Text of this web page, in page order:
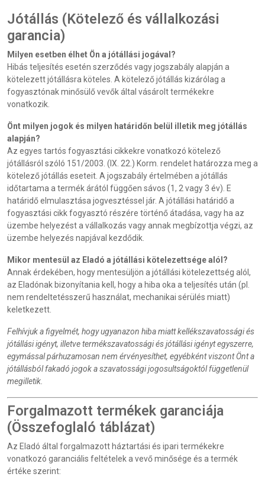
Jótállás (Kötelező és vállalkozási
garancia)
Milyen esetben élhet Ön a jótállási jogával?
Hibás teljesítés esetén szerződés vagy jogszabály alapján a
kötelezett jótállásra köteles. A kötelező jótállás kizárólag a
fogyasztónak minősülő vevők által vásárolt termékekre
vonatkozik.
Önt milyen jogok és milyen határidőn belül illetik meg jótállás
alapján?
Az egyes tartós fogyasztási cikkekre vonatkozó kötelező
jótállásról szóló 151/2003. (IX. 22.) Korm. rendelet határozza meg a
kötelező jótállás eseteit. A jogszabály értelmében a jótállás
időtartama a termék árától függően sávos (1, 2 vagy 3 év). E
határidő elmulasztása jogvesztéssel jár. A jótállási határidő a
fogyasztási cikk fogyasztó részére történő átadása, vagy ha az
üzembe helyezést a vállalkozás vagy annak megbízottja végzi, az
üzembe helyezés napjával kezdődik.
Mikor mentesül az Eladó a jótállási kötelezettsége alól?
Annak érdekében, hogy mentesüljön a jótállási kötelezettség alól,
az Eladónak bizonyítania kell, hogy a hiba oka a teljesítés után (pl.
nem rendeltetésszerű használat, mechanikai sérülés miatt)
keletkezett.
Felhívjuk a figyelmét, hogy ugyanazon hiba miatt kellékszavatossági és
jótállási igényt, illetve termékszavatossági és jótállási igényt egyszerre,
egymással párhuzamosan nem érvényesíthet, egyébként viszont Önt a
jótállásból fakadó jogok a szavatossági jogosultságoktól függetlenül
megilletik.
Forgalmazott termékek garanciája
(Összefoglaló táblázat)
Az Eladó által forgalmazott háztartási és ipari termékekre
vonatkozó garanciális feltételek a vevő minősége és a termék
értéke szerint: